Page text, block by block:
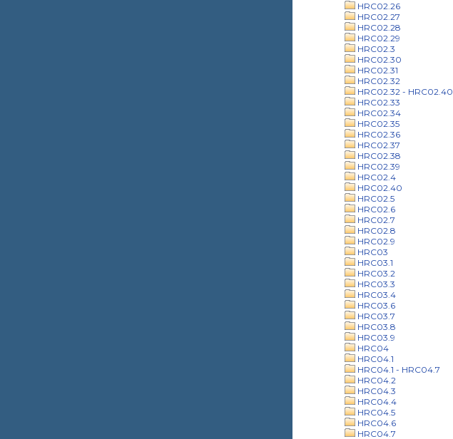
HRC02.26
HRC02.27
HRC02.28
HRC02.29
HRC02.3
HRC02.30
HRC02.31
HRC02.32
HRC02.32 - HRC02.40
HRC02.33
HRC02.34
HRC02.35
HRC02.36
HRC02.37
HRC02.38
HRC02.39
HRC02.4
HRC02.40
HRC02.5
HRC02.6
HRC02.7
HRC02.8
HRC02.9
HRC03
HRC03.1
HRC03.2
HRC03.3
HRC03.4
HRC03.6
HRC03.7
HRC03.8
HRC03.9
HRC04
HRC04.1
HRC04.1 - HRC04.7
HRC04.2
HRC04.3
HRC04.4
HRC04.5
HRC04.6
HRC04.7